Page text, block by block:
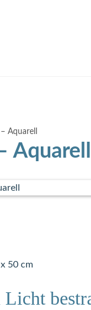
Aquarell
Aquarell
50 cm